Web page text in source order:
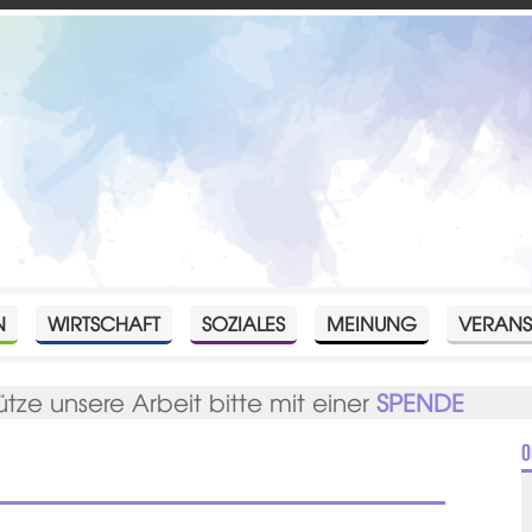
WIRTSCHAFT SOZIALES MEINUNG
unsere Arbeit bitte mit einerSPENDE